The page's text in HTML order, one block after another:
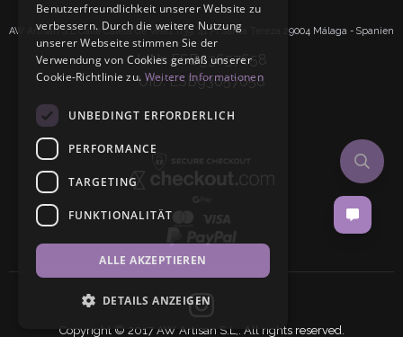
AW Artisan S.L.Calle Caleta de Velez n39, 41 PI Santa Tereza 29004 Málaga - Spanien
IdNr: ESB93657658
UID: ESB93657658
Copyright © 2017 AW Artisan S.L,. All rights reserved.
Benutzerfreundlichkeit unserer Website zu
verbessern. Durch die weitere Nutzung
unserer Webseite stimmen Sie der
Verwendung von Cookies gemäß unserer
Cookie-Richtlinie zu. Weitere Informationen
UNBEDINGT ERFORDERLICH
PERFORMANCE
TARGETING
FUNKTIONALITÄT
ALLE AKZEPTIEREN
DETAILS ANZEIGEN